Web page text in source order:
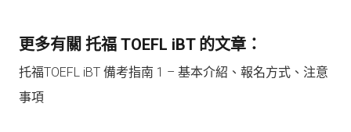
更多有關 托福 TOEFL iBT 的文章：
托福TOEFL iBT 備考指南 1 – 基本介紹、報名方式、注意
事項